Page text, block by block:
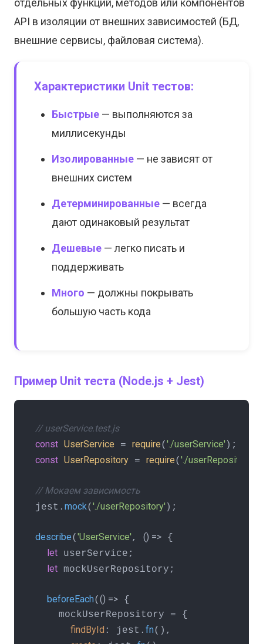
отдельных функций, методов или компонентов
API в изоляции от внешних зависимостей (БД,
внешние сервисы, файловая система).
Характеристики Unit тестов:
Быстрые — выполняются за
миллисекунды
Изолированные — не зависят от
внешних систем
Детерминированные — всегда
дают одинаковый результат
Дешевые — легко писать и
поддерживать
Много — должны покрывать
большую часть кода
Пример Unit теста (Node.js + Jest)
// userService.test.js
const UserService = require( './userService'
const UserRepository = require( './userRepository'
// Мокаем зависимость
jest. mock( './userRepository' );
describe( 'UserService', () => {
let userService;
let mockUserRepository;
beforeEach( () => {
    mockUserRepository = {
findById : jest. fn(),